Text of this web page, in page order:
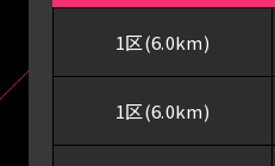
1区(6.0km)
1区(6.0km)